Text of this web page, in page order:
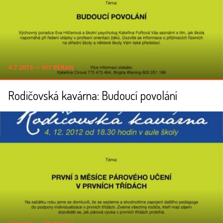
4.7.2019 ― VÍT BERAN
Rodičovská kavárna: Budoucí povolání